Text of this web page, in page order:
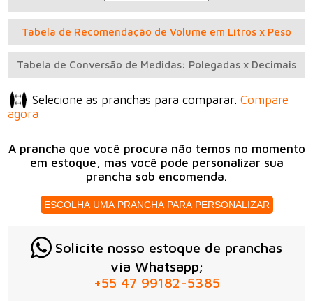
Tabela de Recomendação de Volume em Litros x Peso
Tabela de Conversão de Medidas: Polegadas x Decimais
Selecione as pranchas para comparar.Compare
agora
A prancha que você procura não temos no momento
em estoque, mas você pode personalizar sua
prancha sob encomenda.
ESCOLHA UMA PRANCHA PARA PERSONALIZAR
Solicite nosso estoque de pranchas
via Whatsapp;
+55 47 99182-5385